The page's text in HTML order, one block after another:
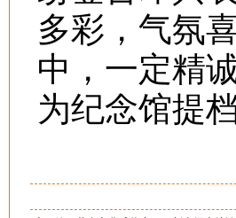
多彩，气氛
中，一定精
为纪念馆提